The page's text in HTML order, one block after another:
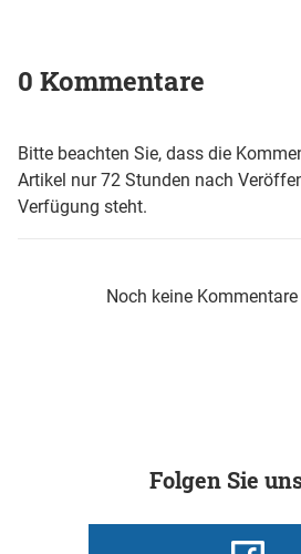
0 Kommentare
Bitte beachten Sie, dass die
Artikel nur 72 Stunden nach
Verfügung steht.
Noch keine
Folgen Sie